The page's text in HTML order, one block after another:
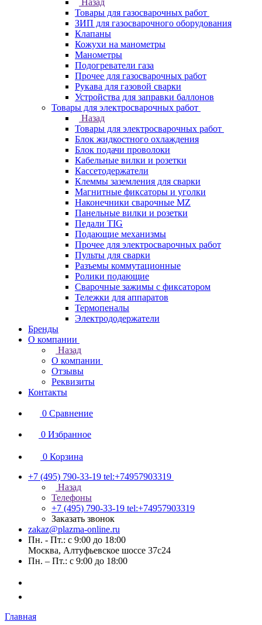
Назад
Товары для газосварочных работ
ЗИП для газосварочного оборудования
Клапаны
Кожухи на манометры
Манометры
Подогреватели газа
Прочее для газосварочных работ
Рукава для газовой сварки
Устройства для заправки баллонов
Товары для электросварочных работ
Назад
Товары для электросварочных работ
Блок жидкостного охлаждения
Блок подачи проволоки
Кабельные вилки и розетки
Кассетодержатели
Клеммы заземления для сварки
Магнитные фиксаторы и уголки
Наконечники сварочные MZ
Панельные вилки и розетки
Педали TIG
Подающие механизмы
Прочее для электросварочных работ
Пульты для сварки
Разъемы коммутационные
Ролики подающие
Сварочные зажимы с фиксатором
Тележки для аппаратов
Термопеналы
Электрододержатели
Бренды
О компании
Назад
О компании
Отзывы
Реквизиты
Контакты
0 Сравнение
0 Избранное
0 Корзина
+7 (495) 790-33-19 tel:+74957903319
Назад
Телефоны
+7 (495) 790-33-19 tel:+74957903319
Заказать звонок
zakaz@plazma-online.ru
Пн. - Пт.: с 9:00 до 18:00
Москва, Алтуфьевское шоссе 37с24
Пн. – Пт.: с 9:00 до 18:00
Главная